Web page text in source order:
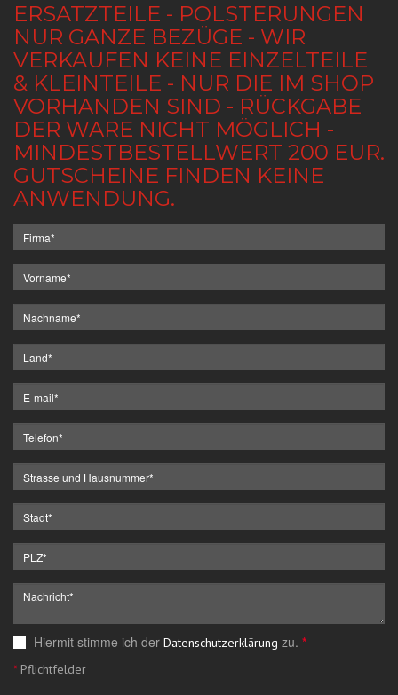
ERSATZTEILE - POLSTERUNGEN
NUR GANZE BEZÜGE - WIR
VERKAUFEN KEINE EINZELTEILE
& KLEINTEILE - NUR DIE IM SHOP
VORHANDEN SIND - RÜCKGABE
DER WARE NICHT MÖGLICH -
MINDESTBESTELLWERT 200 EUR.
GUTSCHEINE FINDEN KEINE
ANWENDUNG.
Hiermit stimme ich der Datenschutzerklärung zu. *
*Pflichtfelder